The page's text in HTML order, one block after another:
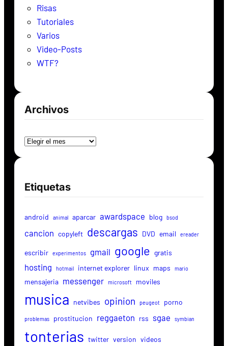
Risas
Tutoriales
Varios
Video-Posts
WTF?
Archivos
Etiquetas
android animal aparcar awardspace blog bsod
cancion copyleft descargas DVD email ereader
escribir experimentos gmail google gratis
hosting hotmail internet explorer linux maps mario
mensajeria messenger microsoft moviles
musica netvibes opinion peugeot porno
problemas prostitucion reggaeton rss sgae symbian
tonterias twitter version videos